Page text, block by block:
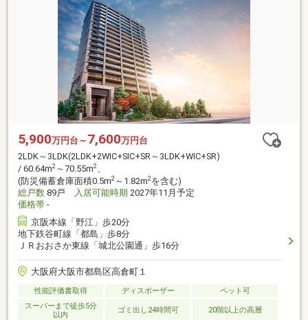
5,900万円台～ 7,600万円台
2LDK～3LDK(2LDK+2WIC+SIC+SR～3LDK+WIC+SR)
/ 60.64m2 ～70.55m2
(防災備蓄倉庫面積0.5m2 ～1.82m2 を含む)
総戸数 89戸 入居可能時期 2027年11月予定
価格帯 -
京阪本線「野江」歩20分
地下鉄谷町線「都島」歩8分
ＪＲおおさか東線「城北公園通」歩16分
大阪府大阪市都島区高倉町１
性能評価書取得 ディスポーザー
ペット可
スーパーまで徒歩5分
以内
ゴミ出し24時間可 20階以上の高層